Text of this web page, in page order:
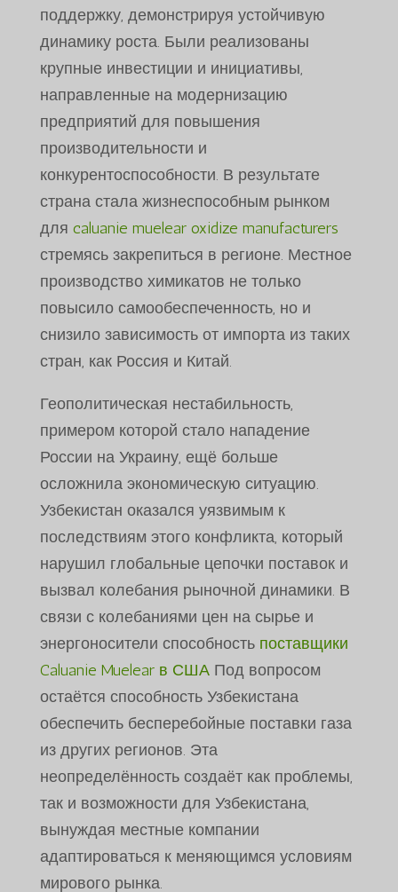
поддержку, демонстрируя устойчивую
динамику роста. Были реализованы
крупные инвестиции и инициативы,
направленные на модернизацию
предприятий для повышения
производительности и
конкурентоспособности. В результате
страна стала жизнеспособным рынком
для caluanie muelear oxidize manufacturers
стремясь закрепиться в регионе. Местное
производство химикатов не только
повысило самообеспеченность, но и
снизило зависимость от импорта из таких
стран, как Россия и Китай.
Геополитическая нестабильность,
примером которой стало нападение
России на Украину, ещё больше
осложнила экономическую ситуацию.
Узбекистан оказался уязвимым к
последствиям этого конфликта, который
нарушил глобальные цепочки поставок и
вызвал колебания рыночной динамики. В
связи с колебаниями цен на сырье и
энергоносители способность поставщики
Caluanie Muelear в СШАПод вопросом
остаётся способность Узбекистана
обеспечить бесперебойные поставки газа
из других регионов. Эта
неопределённость создаёт как проблемы,
так и возможности для Узбекистана,
вынуждая местные компании
адаптироваться к меняющимся условиям
мирового рынка.